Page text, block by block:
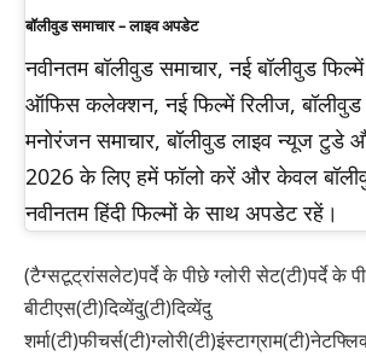
बॉलीवुड समाचार – लाइव अपडेट
नवीनतम बॉलीवुड समाचार, नई बॉलीवुड
ऑफिस कलेक्शन, नई फिल्में रिलीज, बॉलीवुड
मनोरंजन समाचार, बॉलीवुड लाइव न्यूज टुडे
2026 के लिए हमें फॉलो करें और केवल
नवीनतम हिंदी फिल्मों के साथ अपडेट रहें।
(टैग्सटूट्रांसलेट)पर्दे के पीछे ग्लोरी सेट(टी)पर्दे के
बीटीएस(टी)दिव्येंदु(टी)दिव्येंदु